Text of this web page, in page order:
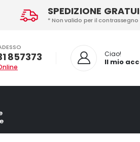
SPEDIZIONE
* Non valido per il contrassegno
857373 Ciao!
Il mio